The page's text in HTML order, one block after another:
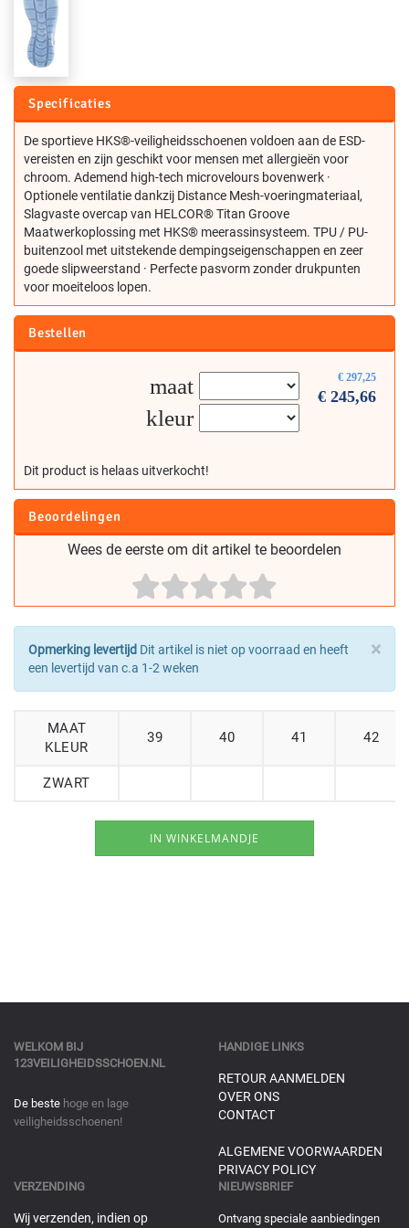
Specificaties
De sportieve HKS®-veiligheidsschoenen voldoen aan de ESD-
vereisten en zijn geschikt voor mensen met allergieën voor
chroom. Ademend high-tech microvelours bovenwerk ·
Optionele ventilatie dankzij Distance Mesh-voeringmateriaal,
Slagvaste overcap van HELCOR® Titan Groove
Maatwerkoplossing met HKS® meerassinsysteem. TPU / PU-
buitenzool met uitstekende dempingseigenschappen en zeer
goede slipweerstand · Perfecte pasvorm zonder drukpunten
voor moeiteloos lopen.
Bestellen
€ 297,25
€ 245,66
maat
kleur
Dit product is helaas uitverkocht!
Beoordelingen
Wees de eerste om dit artikel te beoordelen
×
Opmerking levertijd Dit artikel is niet op voorraad en heeft
een levertijd van c.a 1-2 weken
MAAT
KLEUR
39 40 41 42
ZWART
WELKOM BIJ
123VEILIGHEIDSSCHOEN.NL
De beste hoge en lage
veiligheidsschoenen!
HANDIGE LINKS
RETOUR AANMELDEN
OVER ONS
CONTACT
ALGEMENE VOORWAARDEN
PRIVACY POLICY
VERZENDING
Wij verzenden, indien op
NIEUWSBRIEF
Ontvang speciale aanbiedingen